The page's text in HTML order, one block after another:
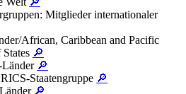
Mitglieder internationaler
African, Caribbean and Pacific
🔎
🔎
Staatengruppe 🔎
🔎